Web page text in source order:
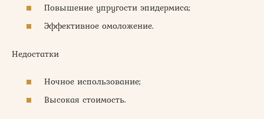
Повышение упругости эпидермиса;
Эффективное омоложение.
Недостатки
Ночное использование;
Высокая стоимость.